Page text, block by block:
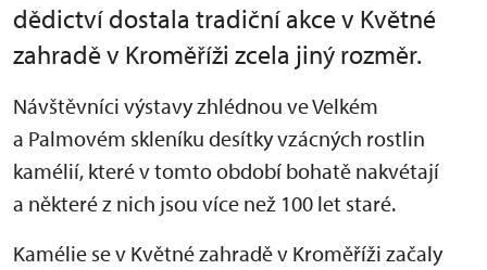
dědictví dostala tradiční akce v Květné
zahradě v Kroměříži zcela jiný rozměr.
Návštěvníci výstavy zhlédnou ve Velkém
a Palmovém skleníku desítky vzácných rostlin
kamélií, které v tomto období bohatě nakvétají
a některé z nich jsou více než 100 let staré.
Kamélie se v Květné zahradě v Kroměříži začaly